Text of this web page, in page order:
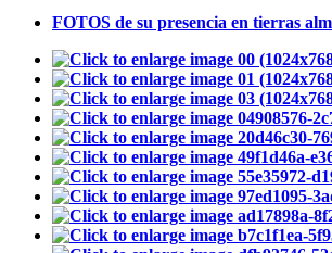
FOTOS de su presencia en tierras